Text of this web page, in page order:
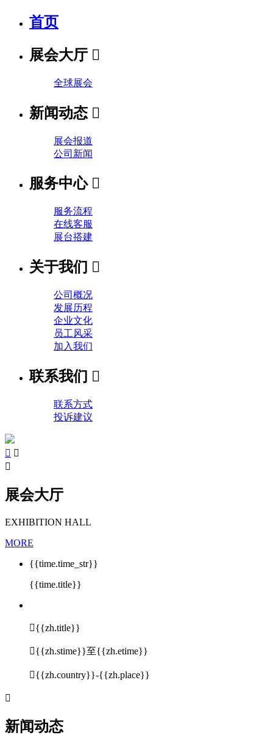
首页
展会大厅 
全球展会
新闻动态 
展会报道
公司新闻
服务中心 
服务流程
在线客服
展台搭建
关于我们 
公司概况
发展历程
企业文化
员工风采
加入我们
联系我们 
联系方式
投诉建议
 

展会大厅
EXHIBITION HALL
MORE
{{time.time_str}}
{{time.title}}
{{zh.title}}
{{zh.stime}}至{{zh.etime}}
{{zh.country}}-{{zh.place}}

新闻动态